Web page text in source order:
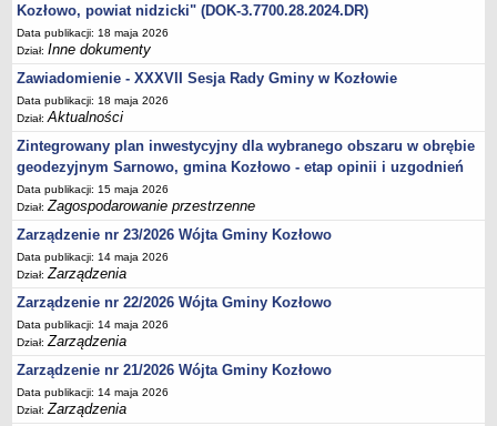
Kozłowo, powiat nidzicki" (DOK-3.7700.28.2024.DR)
Data publikacji: 18 maja 2026
Dział:Inne dokumenty
Zawiadomienie - XXXVII Sesja Rady Gminy w Kozłowie
Data publikacji: 18 maja 2026
Dział:Aktualności
Zintegrowany plan inwestycyjny dla wybranego obszaru w obrębie
geodezyjnym Sarnowo, gmina Kozłowo - etap opinii i uzgodnień
Data publikacji: 15 maja 2026
Dział:Zagospodarowanie przestrzenne
Zarządzenie nr 23/2026 Wójta Gminy Kozłowo
Data publikacji: 14 maja 2026
Dział:Zarządzenia
Zarządzenie nr 22/2026 Wójta Gminy Kozłowo
Data publikacji: 14 maja 2026
Dział:Zarządzenia
Zarządzenie nr 21/2026 Wójta Gminy Kozłowo
Data publikacji: 14 maja 2026
Dział:Zarządzenia